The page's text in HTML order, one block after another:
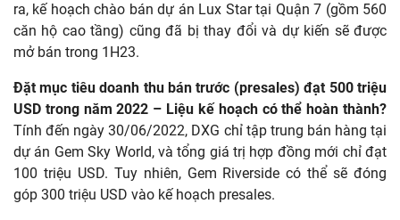
ra, kế hoạch chào bán dự án Lux Star tại Quận 7 (gồm 560
căn hộ cao tầng) cũng đã bị thay đổi và dự kiến sẽ được
mở bán trong 1H23.
Đặt mục tiêu doanh thu bán trước (presales) đạt 500 triệu
USD trong năm 2022 – Liệu kế hoạch có thể hoàn thành?
Tính đến ngày 30/06/2022, DXG chỉ tập trung bán hàng tại
dự án Gem Sky World, và tổng giá trị hợp đồng mới chỉ đạt
100 triệu USD. Tuy nhiên, Gem Riverside có thể sẽ đóng
góp 300 triệu USD vào kế hoạch presales.